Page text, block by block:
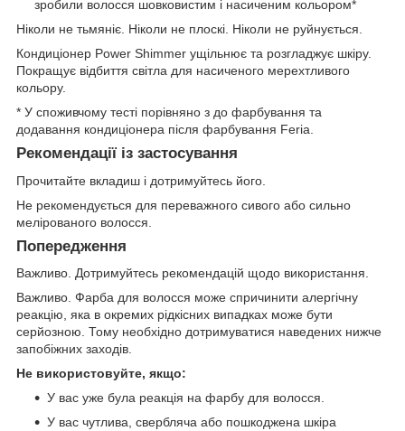
зробили волосся шовковистим і насиченим кольором*
Ніколи не тьмяніє. Ніколи не плоскі. Ніколи не руйнується.
Кондиціонер Power Shimmer ущільнює та розгладжує шкіру.
Покращує відбиття світла для насиченого мерехтливого
кольору.
* У споживчому тесті порівняно з до фарбування та
додавання кондиціонера після фарбування Feria.
Рекомендації із застосування
Прочитайте вкладиш і дотримуйтесь його.
Не рекомендується для переважного сивого або сильно
мелірованого волосся.
Попередження
Важливо. Дотримуйтесь рекомендацій щодо використання.
Важливо. Фарба для волосся може спричинити алергічну
реакцію, яка в окремих рідкісних випадках може бути
серйозною. Тому необхідно дотримуватися наведених нижче
запобіжних заходів.
Не використовуйте, якщо:
У вас уже була реакція на фарбу для волосся.
У вас чутлива, свербляча або пошкоджена шкіра